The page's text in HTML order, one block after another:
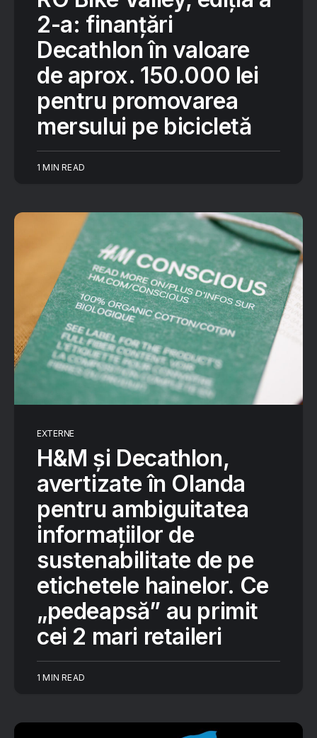
2-a: finanțări
Decathlon în valoare
de aprox. 150.000 lei
pentru promovarea
mersului pe bicicletă
1 MIN READ
EXTERNE
H&M și Decathlon,
avertizate în Olanda
pentru ambiguitatea
informațiilor de
sustenabilitate de pe
etichetele hainelor. Ce
„pedeapsă” au primit
cei 2 mari retaileri
1 MIN READ